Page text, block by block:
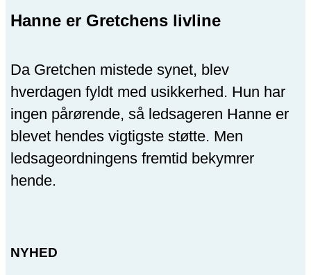
Hanne er Gretchens livline
Da Gretchen mistede synet, blev
hverdagen fyldt med usikkerhed. Hun har
ingen pårørende, så ledsageren Hanne er
blevet hendes vigtigste støtte. Men
ledsageordningens fremtid bekymrer
hende.
NYHED